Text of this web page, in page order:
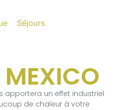
Séjours
apportera un effet industriel
de chaleur à votre